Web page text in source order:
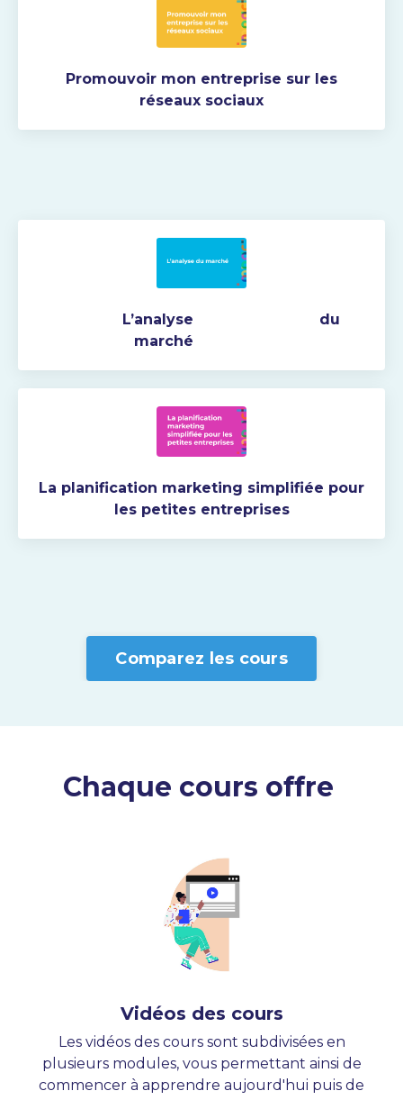
Promouvoir mon entreprise sur les
réseaux sociaux
L’analyse du
marché
La planification marketing simplifiée pour
les petites entreprises
Comparez les cours
Chaque cours offre
Vidéos des cours
Les vidéos des cours sont subdivisées en
plusieurs modules, vous permettant ainsi de
commencer à apprendre aujourd'hui puis de